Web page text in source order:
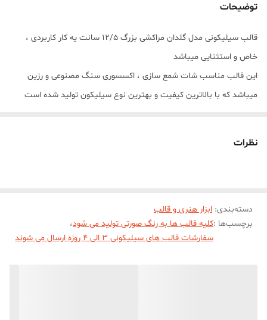
توضیحات
قالب سیلیکونی مدل گلدان مراکشی بزرگ 12/5 سانت یه کار کاربردی ،
خاص و استثنایی میباشد
این قالب مناسب شات شمع سازی ، اکسسوری سنگ مصنوعی و رزین
میباشد که با بالاترین کیفیت و بهترین نوع سیلیکون تولید شده است
نظرات
دسته‌بندی: ابزار هنری و قالب
برچسب‌ها :کلیه قالب ها به رنگ صورتی تولید می شود،
سفارشات قالب های سیلیکونی 3 الی 4 روزه ارسال می شوند